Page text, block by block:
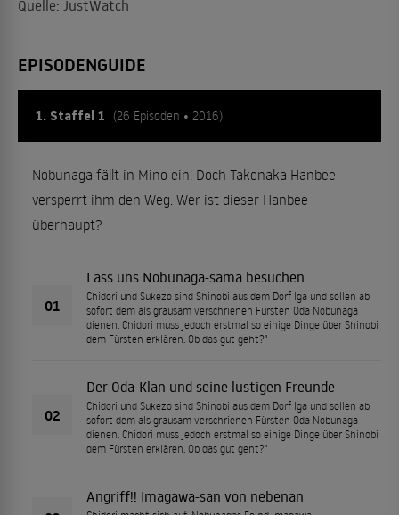
Quelle: JustWatch
EPISODENGUIDE
1. Staffel 1 (26 Episoden • 2016)
Nobunaga fällt in Mino ein! Doch Takenaka Hanbee
versperrt ihm den Weg. Wer ist dieser Hanbee
überhaupt?
01
Lass uns Nobunaga-sama besuchen
Chidori und Sukezo sind Shinobi aus dem Dorf Iga und sollen ab
sofort dem als grausam verschrienen Fürsten Oda Nobunaga
dienen. Chidori muss jedoch erstmal so einige Dinge über Shinobi
dem Fürsten erklären. Ob das gut geht?"
02
Der Oda-Klan und seine lustigen Freunde
Chidori und Sukezo sind Shinobi aus dem Dorf Iga und sollen ab
sofort dem als grausam verschrienen Fürsten Oda Nobunaga
dienen. Chidori muss jedoch erstmal so einige Dinge über Shinobi
dem Fürsten erklären. Ob das gut geht?"
Angriff!! Imagawa-san von nebenan